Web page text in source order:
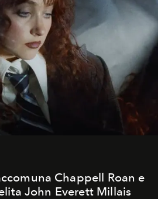
Chappell Roan e
John Everett Millais